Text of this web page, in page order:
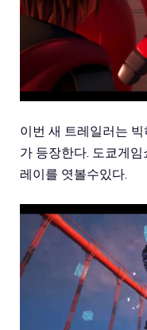
이번 새 트레일러는
가 등장한다. 도쿄게
레이를 엿볼수있다.